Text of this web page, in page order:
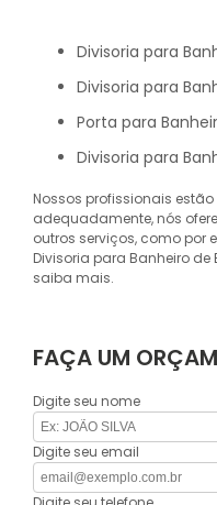
Divisoria para
Divisoria para
Porta para
Divisoria para
Nossos profissionais
adequadamente, nós
outros serviços, como por
Divisoria para Banheiro de
saiba mais.
FAÇA UM
Digite seu nome
Digite seu email